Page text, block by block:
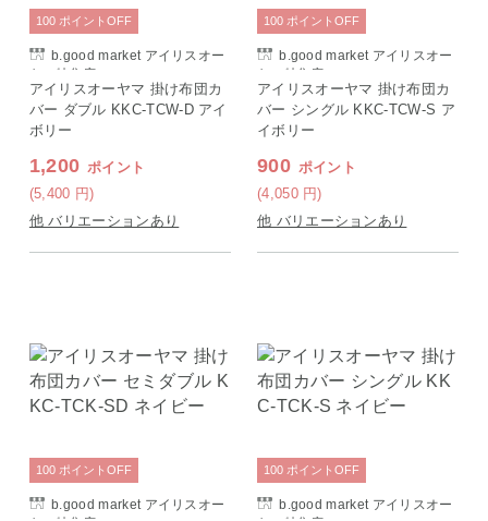
b.good market アイリスオー
ヤマ特集店
アイリスオーヤマ 掛け布団カ
バー ダブル KKC-TCW-D アイ
ボリー
1,200 ポイント
(5,400 円)
100 ポイント OFF
他 バリエーションあり
b.good market アイリスオー
ヤマ特集店
アイリスオーヤマ 掛け布団カ
バー シングル KKC-TCW-S ア
イボリー
900 ポイント
(4,050 円)
100 ポイント OFF
他 バリエーションあり
b.good market アイリスオー
100 ポイント OFF
b.good market アイリスオー
100 ポイント OFF